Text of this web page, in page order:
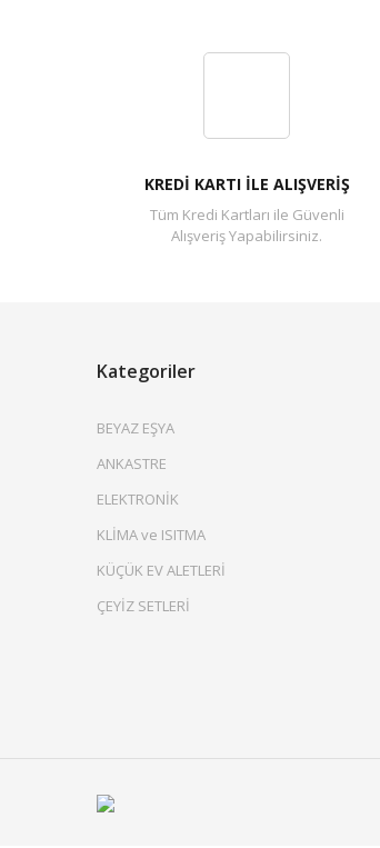
KREDİ KARTI İLE ALIŞVERİŞ
Tüm Kredi Kartları ile Güvenli
Alışveriş Yapabilirsiniz.
Kategoriler
BEYAZ EŞYA
ANKASTRE
ELEKTRONİK
KLİMA ve ISITMA
KÜÇÜK EV ALETLERİ
ÇEYİZ SETLERİ